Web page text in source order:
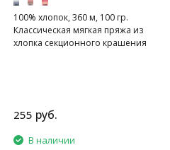
100% хлопок, 360 м, 100 гр.
Классическая мягкая пряжа из
хлопка секционного крашения
255 руб.
В наличии